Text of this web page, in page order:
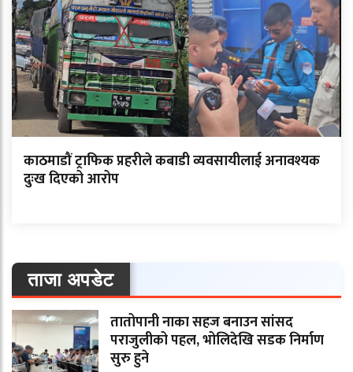
काठमाडौं ट्राफिक प्रहरीले कबाडी व्यवसायीलाई अनावश्यक
दुःख दिएको आरोप
ताजा अपडेट
तातोपानी नाका सहज बनाउन सांसद
पराजुलीको पहल, भोलिदेखि सडक निर्माण
सुरु हुने